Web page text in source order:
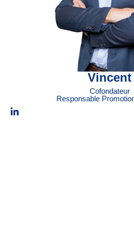
Vincent
Cofondateur
Responsable